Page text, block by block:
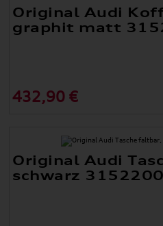
Original Audi
graphit matt
432,90 €
Original Audi
schwarz